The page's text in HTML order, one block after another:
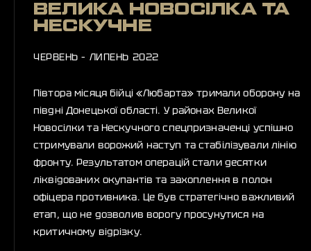
ВЕЛИКА НОВОСІЛКА ТА
НЕСКУЧНЕ
ЧЕРВЕНЬ – ЛИПЕНЬ 2022
Півтора місяця бійці «Любарта» тримали оборону на
півдні Донецької області. У районах Великої
Новосілки та Нескучного спецпризначенці успішно
стримували ворожий наступ та стабілізували лінію
фронту. Результатом операцій стали десятки
ліквідованих окупантів та захоплення в полон
офіцера противника. Це був стратегічно важливий
етап, що не дозволив ворогу просунутися на
критичному відрізку.